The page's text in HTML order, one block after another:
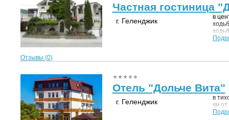
и
А
Отзывы (0)
Частная гостиница
г. Геленджик
в
Отель "Дольче Вита"
г. Геленджик
в
км